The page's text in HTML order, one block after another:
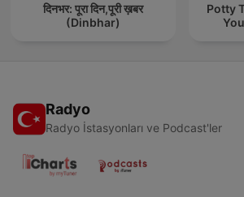
दिनभर: पूरा दिन,पूरी ख़बर
(Dinbhar)
Potty
Radyo
Radyo İstasyonları ve Podcast'ler